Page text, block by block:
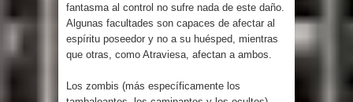
fantasma al control no sufre nada de este daño.
Algunas facultades son capaces de afectar al
espíritu poseedor y no a su huésped, mientras
que otras, como Atraviesa, afectan a ambos.
Los zombis (más específicamente los